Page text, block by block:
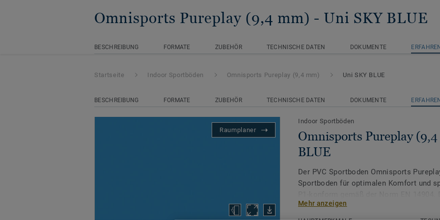
Omnisports Pureplay (9,4 mm) - Uni SKY BLUE
BESCHREIBUNG FORMATE ZUBEHÖR TECHNISCHE DATEN DOKUMENTE
Startseite Indoor Sportböden Omnisports Pureplay (9,4 mm) Uni SKY BLUE
BESCHREIBUNG FORMATE ZUBEHÖR TECHNISCHE DATEN DOKUMENTE
Raumplaner
Indoor Sportböden
Omnisports Pureplay
BLUE
Der PVC Sportboden Omnisports
Sportboden für optimalen Komfort und
den wichtigsten Sportverbänden
extremen Schutz und optimale
Mehr anzeigen